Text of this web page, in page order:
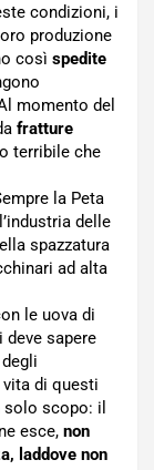
condizioni, i
produzione
così spedite
momento del
fratture
terribile che
la Peta
delle
spazzatura
ad alta
le uova di
deve sapere
di questi
scopo: il
esce, non
laddove non